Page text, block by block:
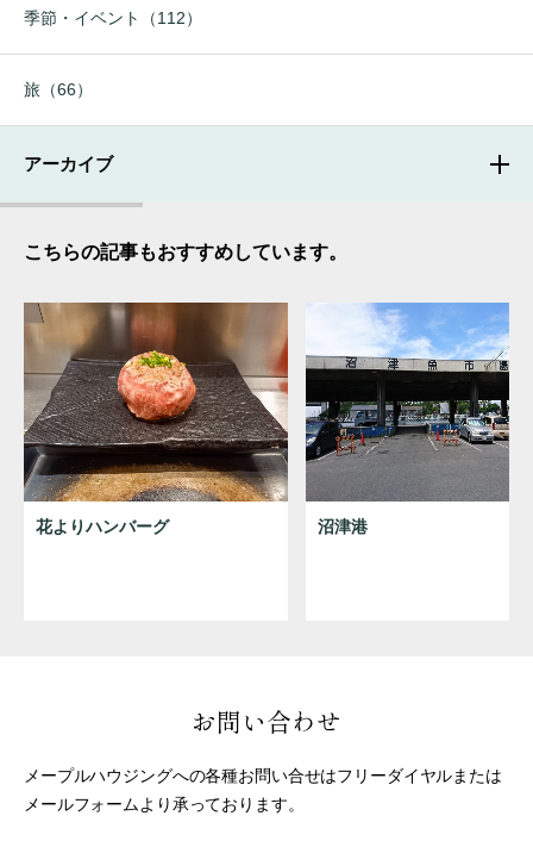
季節・イベント（112）
旅（66）
アーカイブ
こちらの記事もおすすめしています。
花よりハンバーグ 沼津港
お問い合わせ
メープルハウジングへの各種お問い合せはフリーダイヤルまたは
メールフォームより承っております。